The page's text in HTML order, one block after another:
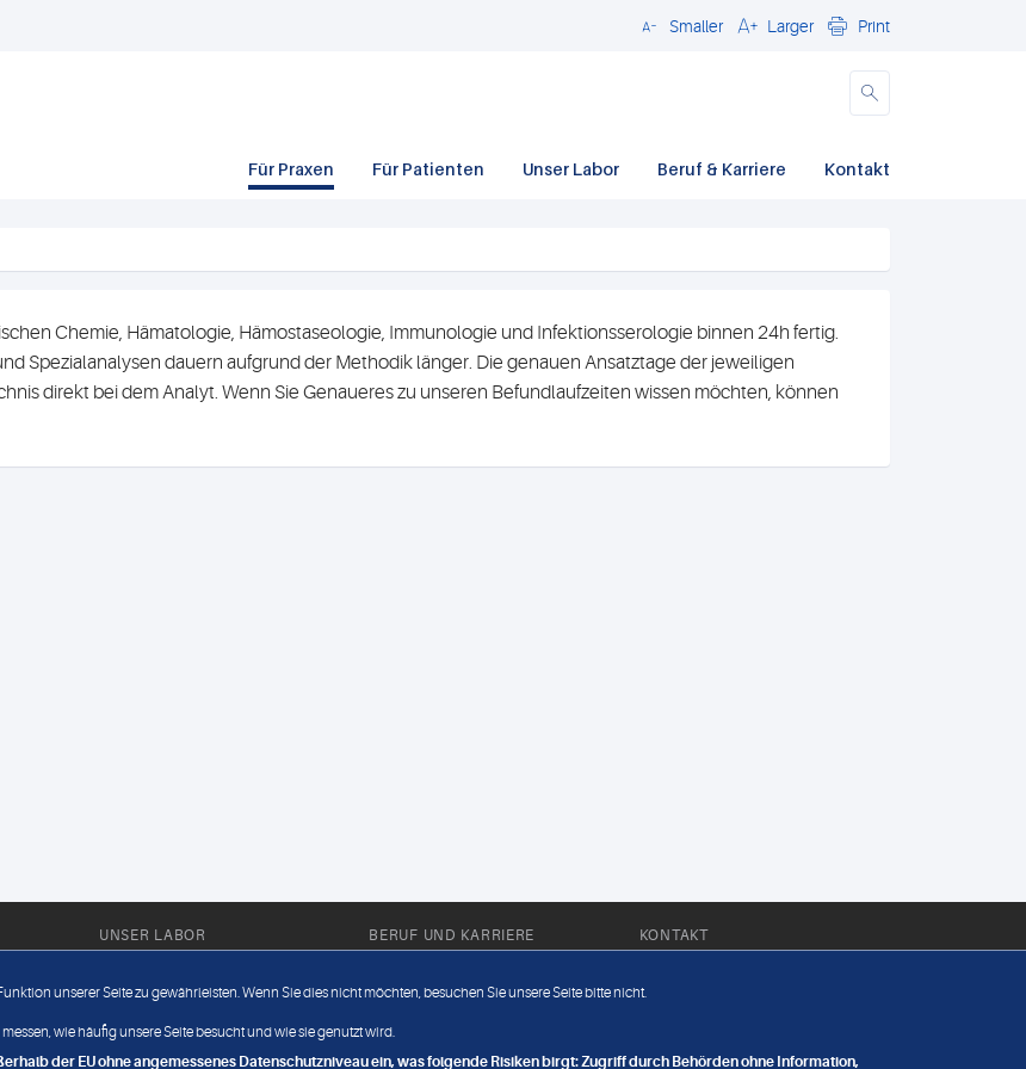
CloseSmaller Larger Print
Für Praxen Für Patienten Unser Labor Beruf & Karriere Kontakt
Chemie, Hämatologie, Hämostaseologie, Immunologie und Infektionsserologie binnen 24h fertig.
Spezialanalysen dauern aufgrund der Methodik länger. Die genauen Ansatztage der jeweiligen
direkt bei dem Analyt. Wenn Sie Genaueres zu unseren Befundlaufzeiten wissen möchten, können
UNSER LABOR
Außendienst
BERUF UND KARRIERE
Jobangebote
KONTAKT
Datenschutz
unserer Seite zu gewährleisten. Wenn Sie dies nicht möchten, besuchen Sie unsere Seite bitte nicht.
wie häufig unsere Seite besucht und wie sie genutzt wird.
der EU ohne angemessenes Datenschutzniveau ein, was folgende Risiken birgt: Zugriff durch Behörden ohne Information,